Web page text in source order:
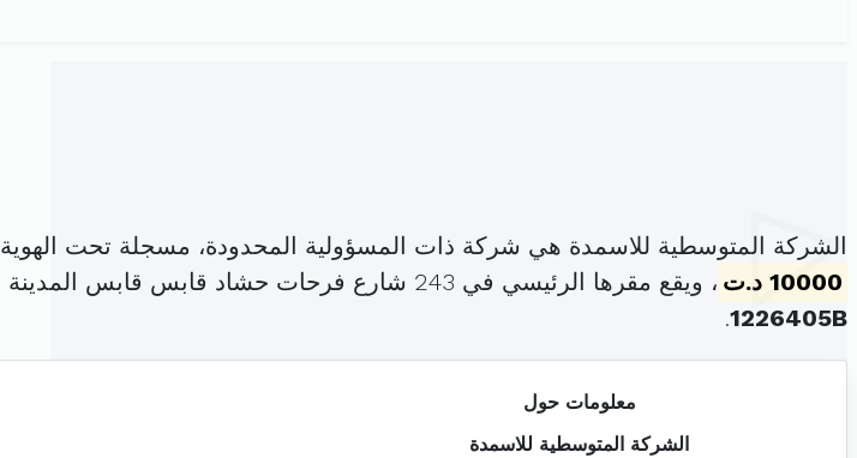
الشركة المتوسطية للاسمدة هي شركة ذات المسؤولية المحدودة، مسجلة تحت الهوية
10000 د.ت
، ويقع مقرها الرئيسي في 243 شارع فرحات حشاد قابس قابس المدينة (
1226405B
.
معلومات حول
الشركة المتوسطية للاسمدة